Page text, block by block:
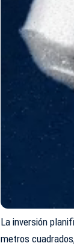
La inversión
metros